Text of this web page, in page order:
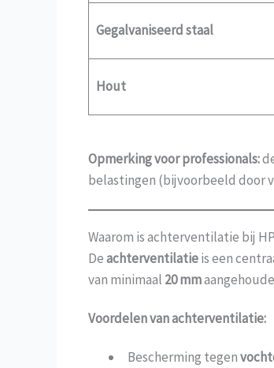
Gegalvaniseerd staal
Hout
Opmerking voor professionals:
belastingen (bijvoorbeeld door
Waarom is achterventilatie bij
Deachterventilatieis een
van minimaal 20 mm
Voordelen van achterventilatie:
Bescherming tegen